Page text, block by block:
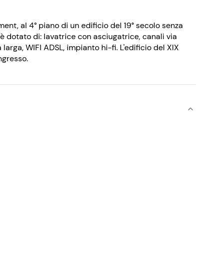
al 4° piano di un edificio del 19° secolo senza
dotato di: lavatrice con asciugatrice, canali via
WIFI ADSL, impianto hi-fi. L'edificio del XIX